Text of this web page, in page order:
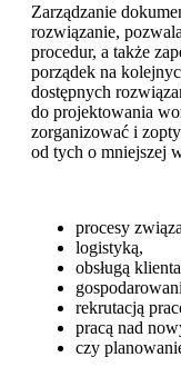
Zarządzanie
rozwiązanie,
procedur, a także
porządek na
dostępnych
do projektowania
zorganizować i
od tych o mniejszej
procesy
logistyką,
obsługą
rekrutacją
pracą nad
czy